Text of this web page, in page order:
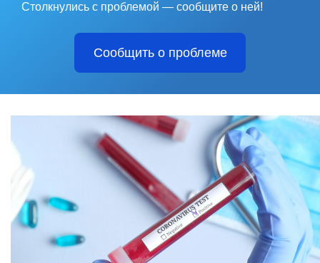
Столкнулись с проблемой — сообщите о ней!
Сообщить о проблеме